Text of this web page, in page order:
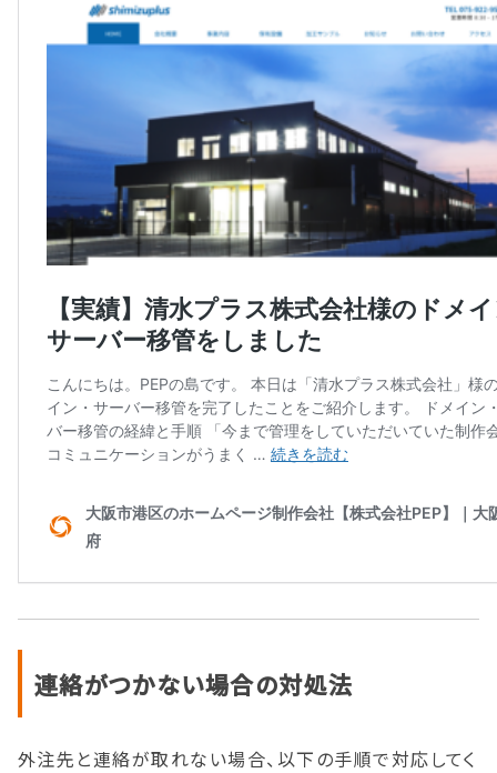
連絡がつかない場合の対処法
外注先と連絡が取れない場合、以下の手順で対応してく